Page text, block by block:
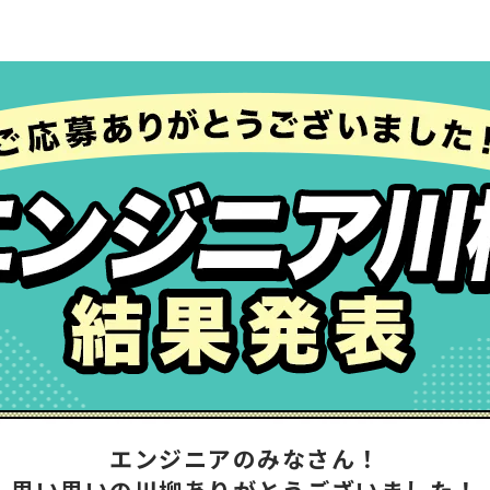
エンジニアのみなさん！